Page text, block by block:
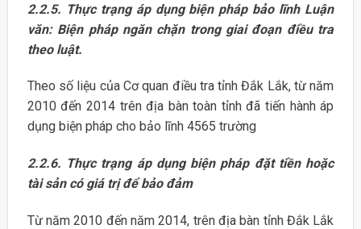
2.2.5. Thực trạng áp dụng biện pháp bảo lĩnh Luận
văn: Biện pháp ngăn chặn trong giai đoạn điều tra
theo luật.
Theo số liệu của Cơ quan điều tra tỉnh Đắk Lắk, từ năm
2010 đến 2014 trên địa bàn toàn tỉnh đã tiến hành áp
dụng biện pháp cho bảo lĩnh 4565 trường
2.2.6. Thực trạng áp dụng biện pháp đặt tiền hoặc
tài sản có giá trị để bảo đảm
Từ năm 2010 đến năm 2014, trên địa bàn tỉnh Đắk Lắk